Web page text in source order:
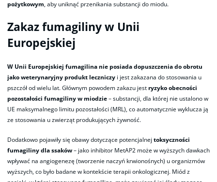
pożytkowym, aby uniknąć przenikania substancji do miodu.
Zakaz fumagiliny w Unii
Europejskiej
W Unii Europejskiej fumagilina nie posiada dopuszczenia do obrotu
jako weterynaryjny produkt leczniczy i jest zakazana do stosowania u
pszczół od wielu lat. Głównym powodem zakazu jest ryzyko obecności
pozostałości fumagiliny w miodzie– substancji, dla której nie ustalono w
UE maksymalnego limitu pozostałości (MRL), co automatycznie wyklucza ją
ze stosowania u zwierząt produkujących żywność.
Dodatkowo pojawiły się obawy dotyczące potencjalnej toksyczności
fumagiliny dla ssaków– jako inhibitor MetAP2 może w wyższych dawkach
wpływać na angiogenezę (tworzenie naczyń krwionośnych) u organizmów
wyższych, co było badane w kontekście terapii onkologicznej. Miód z